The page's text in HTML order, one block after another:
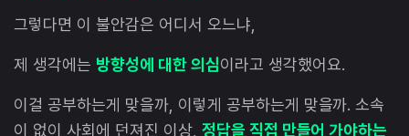
그렇다면 이 불안감은 어디서 오느냐,
제 생각에는 방향성에 대한 의심이라고 생각했어요.
이걸 공부하는게 맞을까, 이렇게 공부하는게 맞을까. 소속
이 없이 사회에 던져진 이상, 정답을 직접 만들어 가야하는